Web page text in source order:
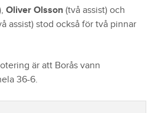
Oliver Olsson (två assist) och
assist) stod också för två pinnar
är att Borås vann
36-6.